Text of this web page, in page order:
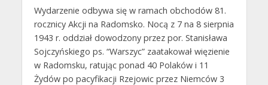
Wydarzenie odbywa się w ramach obchodów 81.
rocznicy Akcji na Radomsko. Nocą z 7 na 8 sierpnia
1943 r. oddział dowodzony przez por. Stanisława
Sojczyńskiego ps. “Warszyc” zaatakował więzienie
w Radomsku, ratując ponad 40 Polaków i 11
Żydów po pacyfikacji Rzejowic przez Niemców 3